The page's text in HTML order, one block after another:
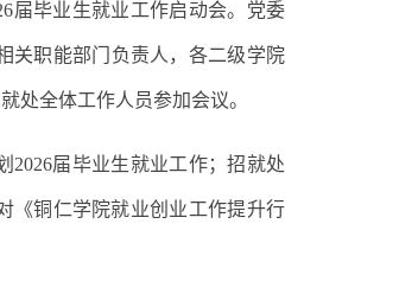
届毕业生就业工作启动会。 党委
关职能部门 负责人 ， 各二级学院
处全体工作人员参加会议。
2026届毕业生就业工作；招就处
《铜仁学院就业创业工作提升行